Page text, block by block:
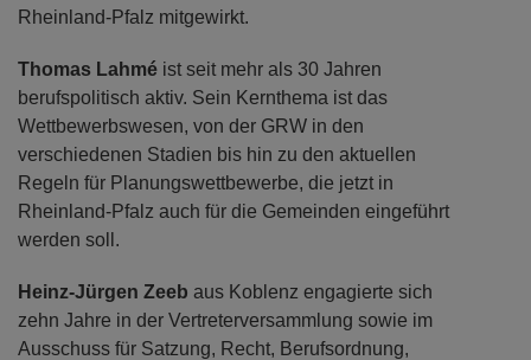
Rheinland-Pfalz mitgewirkt.
Thomas Lahmé ist seit mehr als 30 Jahren
berufspolitisch aktiv. Sein Kernthema ist das
Wettbewerbswesen, von der GRW in den
verschiedenen Stadien bis hin zu den aktuellen
Regeln für Planungswettbewerbe, die jetzt in
Rheinland-Pfalz auch für die Gemeinden eingeführt
werden soll.
Heinz-Jürgen Zeeb aus Koblenz engagierte sich
zehn Jahre in der Vertreterversammlung sowie im
Ausschuss für Satzung, Recht, Berufsordnung,